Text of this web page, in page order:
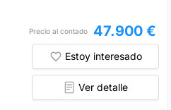
Precio al contado 47.900 €
Estoy interesado
Ver detalle